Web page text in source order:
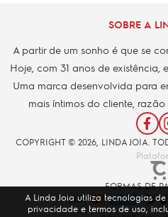
SOBRE A
A partir de um sonho é que se
Hoje, com 31 anos de existência,
Uma marca desenvolvida para
mais íntimos do cliente,
COPYRIGHT © 2026, LINDA JOIA.
FORMAS DE
A Linda Joia utiliza tecnologias
privacidade e termos de uso,